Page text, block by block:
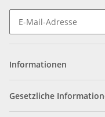
Informationen
Gesetzliche